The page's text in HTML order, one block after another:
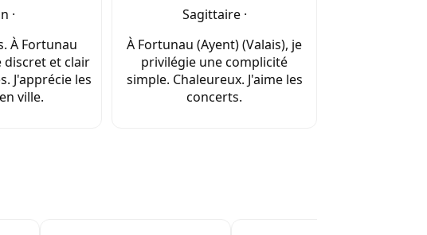
·
À Fortunau
discret et clair
J'apprécie les
ville.
Sagittaire ·
À Fortunau (Ayent) (Valais), je
privilégie une complicité
simple. Chaleureux. J'aime les
concerts.